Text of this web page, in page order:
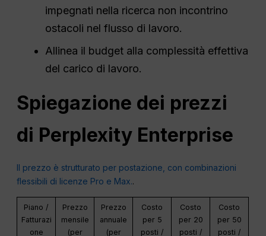
impegnati nella ricerca non incontrino
ostacoli nel flusso di lavoro.
Allinea il budget alla complessità effettiva
del carico di lavoro.
Spiegazione dei prezzi
di Perplexity Enterprise
Il prezzo è strutturato per postazione, con combinazioni
flessibili di licenze Pro e Max..
Piano /
Fatturazi
one
Prezzo
mensile
(per
Prezzo
annuale
(per
Costo
per 5
posti /
Costo
per 20
posti /
Costo
per 50
posti /